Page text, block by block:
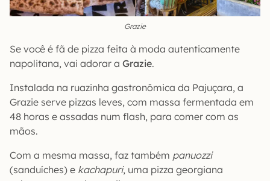
Grazie
Se você é fã de pizza feita à moda autenticamente
napolitana, vai adorar a Grazie.
Instalada na ruazinha gastronômica da Pajuçara, a
Grazie serve pizzas leves, com massa fermentada em
48 horas e assadas num flash, para comer com as
mãos.
Com a mesma massa, faz também panuozzi
(sanduíches) e kachapuri, uma pizza georgiana